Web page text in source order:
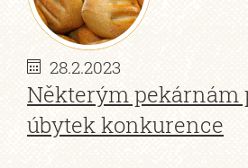
28.2.2023
Některým pekárnám
úbytek konkurence